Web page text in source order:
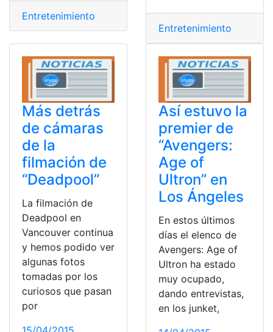
Entretenimiento
Entretenimiento
Más detrás
de cámaras
de la
filmación de
“Deadpool”
La filmación de
Deadpool en
Vancouver continua
y hemos podido ver
algunas fotos
tomadas por los
curiosos que pasan
por
Así estuvo la
premier de
“Avengers:
Age of
Ultron” en
Los Ángeles
En estos últimos
días el elenco de
Avengers: Age of
Ultron ha estado
muy ocupado,
dando entrevistas,
en los junket,